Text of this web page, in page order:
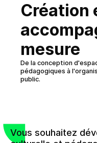
Création
mesure
De la conception
pédagogiques à
public.
Vous souhaitez